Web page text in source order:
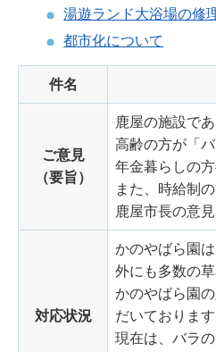
湯遊ランド大浴場の修
都市化について
件名
ご意見
（要旨）
鹿屋の施設で
高齢の方が「
年金暮らしの
また、時給制
鹿屋市長の意
対応状況
かのやばら園
外にも多数の
かのやばら園
だいております
現在は、バラ